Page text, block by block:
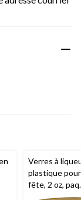
Verres à
plastique
fête, 2 oz,